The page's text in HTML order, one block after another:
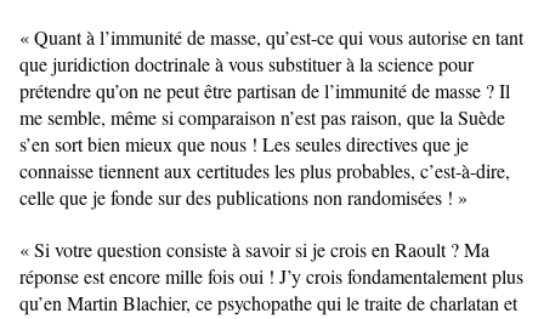
« Quant à l’immunité de masse, qu’est-ce qui vous autorise en tant
que juridiction doctrinale à vous substituer à la science pour
prétendre qu’on ne peut être partisan de l’immunité de masse ? Il
me semble, même si comparaison n’est pas raison, que la Suède
s’en sort bien mieux que nous ! Les seules directives que je
connaisse tiennent aux certitudes les plus probables, c’est-à-dire,
celle que je fonde sur des publications non randomisées ! »
« Si votre question consiste à savoir si je crois en Raoult ? Ma
réponse est encore mille fois oui ! J’y crois fondamentalement plus
qu’en Martin Blachier, ce psychopathe qui le traite de charlatan et